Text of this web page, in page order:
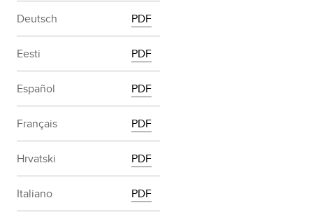
Deutsch PDF
Eesti PDF
Español PDF
Français PDF
Hrvatski PDF
Italiano PDF